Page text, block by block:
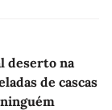
deserto na
de cascas